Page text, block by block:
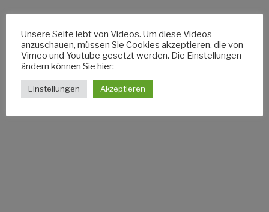
Timelapse und Superzeitlupen vereint im „artort.tv-Trailer“.
Unsere Seite lebt von Videos. Um diese Videos
anzuschauen, müssen Sie Cookies akzeptieren, die von
Vimeo und Youtube gesetzt werden. Die Einstellungen
ändern können Sie hier:
Einstellungen Akzeptieren